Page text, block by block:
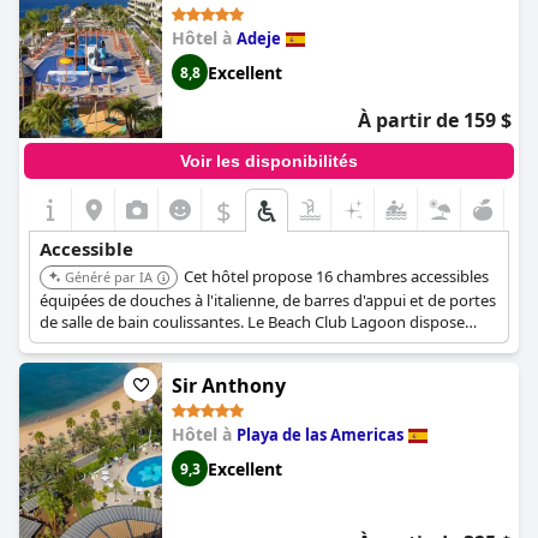
Hôtel à Adeje
8,8 Excellent
À partir de 159 $
Voir les disponibilités
$
Accessible
Généré par IA
Cet hôtel propose 16 chambres accessibles
équipées de douches à l'italienne, de barres d'appui et de portes
de salle de bain coulissantes. Le Beach Club Lagoon dispose
d'un accès à la piscine par rampe, et l'accès est de plain-pied
dans tout l'hôtel. Les chambres accessibles comprennent des
barres d'appui des deux côtés des toilettes, une chaise de
douche rabattable, et des pommes de douche fixes et à main.
Les balcons des chambres accessibles sont accessibles avec une
marche d'environ 2,5 cm.
Sir Anthony
Hôtel à Playa de las Americas
9,3 Excellent